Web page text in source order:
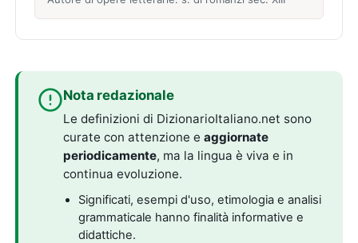
Nota redazionale
Le definizioni di DizionarioItaliano.net sono
curate con attenzione eaggiornate
periodicamente, ma la lingua è viva e in
continua evoluzione.
Significati, esempi d'uso, etimologia e analisi
grammaticale hanno finalità informative e
didattiche.